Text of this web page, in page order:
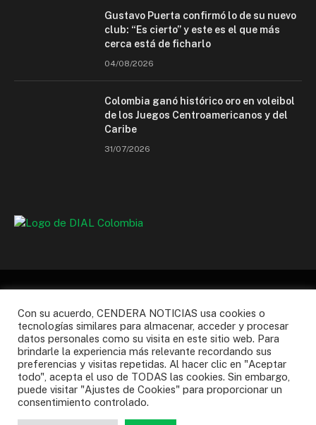
Gustavo Puerta confirmó lo de su nuevo
club: “Es cierto” y este es el que más
cerca está de ficharlo
04/08/2026
Colombia ganó histórico oro en voleibol
de los Juegos Centroamericanos y del
Caribe
31/07/2026
FacebookInstagram
X
(Twitter)
WhatsAppYouTube
NOSOTROS AFILIARSE PQR’S
TERMINOS Y CONDICIONES POLITICA DE PRIVACIDAD
© 2026 CENDERA | Powered by
Con su acuerdo, CENDERA NOTICIAS usa cookies o
tecnologías similares para almacenar, acceder y procesar
datos personales como su visita en este sitio web. Para
brindarle la experiencia más relevante recordando sus
preferencias y visitas repetidas. Al hacer clic en "Aceptar
todo", acepta el uso de TODAS las cookies. Sin embargo,
puede visitar "Ajustes de Cookies" para proporcionar un
consentimiento controlado.